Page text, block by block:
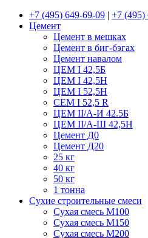
+7 (495) 649-69-09 | +7 (495)
Цемент
Цемент в мешках
Цемент в биг-бэгах
Цемент навалом
ЦЕМ I 42,5Б
ЦЕМ I 42,5Н
ЦЕМ I 52,5Н
CEM I 52,5 R
ЦЕМ II/А-И 42.5Б
ЦЕМ II/А-Ш 42,5Н
Цемент Д0
Цемент Д20
25 кг
40 кг
50 кг
1 тонна
Сухие строительные смеси
Сухая смесь М100
Сухая смесь М150
Сухая смесь М200